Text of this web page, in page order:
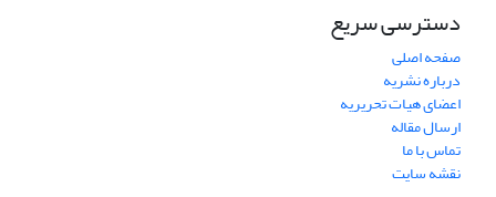
دسترسی سریع
صفحه اصلی
درباره نشریه
اعضای هیات تحریریه
ارسال مقاله
تماس با ما
نقشه سایت